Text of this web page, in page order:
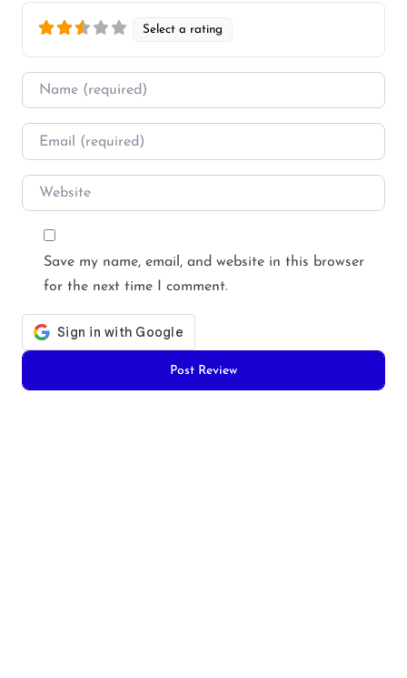
Select a rating
Name
Email
Website
Save my name, email, and website in this browser
for the next time I comment.